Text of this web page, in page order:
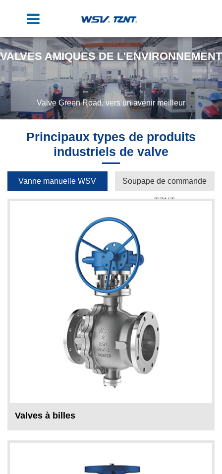
VALVES AMIQUES DE L'ENVIRONNEMENT
Valve Green Road, vers un avenir meilleur
Principaux types de produits
industriels de valve
Vanne manuelle WSV Soupape de commande
TZNT
Valves à billes